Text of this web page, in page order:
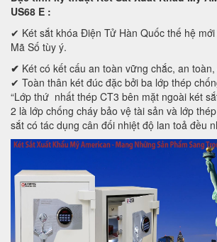
US68 E :
✔ Két sắt khóa Điện Tử Hàn Quốc thế hệ
Mã Số tùy ý.
✔ Két có kết cấu an toàn vững chắc, an
✔ Toàn thân két đúc đặc bởi ba lớp thép
“Lớp thứ nhất thép CT3 bên mặt ngoài két
2 là lớp chống cháy bảo vệ tài sản và lớp
sắt có tác dụng cân đối nhiệt độ lan toả đều